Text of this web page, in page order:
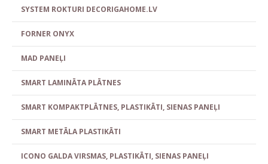
SYSTEM ROKTURI DECORIGAHOME.LV
FORNER ONYX
MAD PANEĻI
SMART LAMINĀTA PLĀTNES
SMART KOMPAKTPLĀTNES, PLASTIKĀTI, SIENAS PANEĻI
SMART METĀLA PLASTIKĀTI
ICONO GALDA VIRSMAS, PLASTIKĀTI, SIENAS PANEĻI